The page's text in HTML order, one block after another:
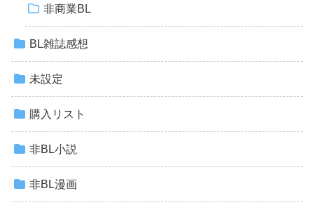
非商業BL
BL雑誌感想
未設定
購入リスト
非BL小説
非BL漫画